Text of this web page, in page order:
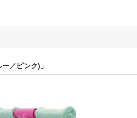
／ピンク)」